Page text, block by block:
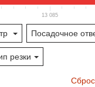
13 085
Посадочное
резки